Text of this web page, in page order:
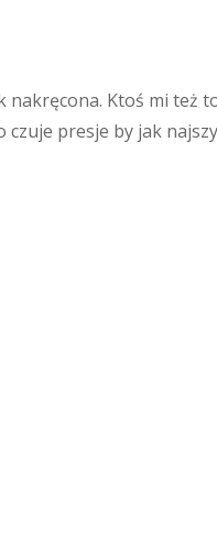
Ktoś mi też
presje by jak